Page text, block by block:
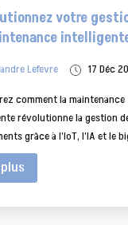
votre
Lefevre
17 Déc
comment la maintenance
révolutionne la gestion
grâce à l’IoT, l’IA et le